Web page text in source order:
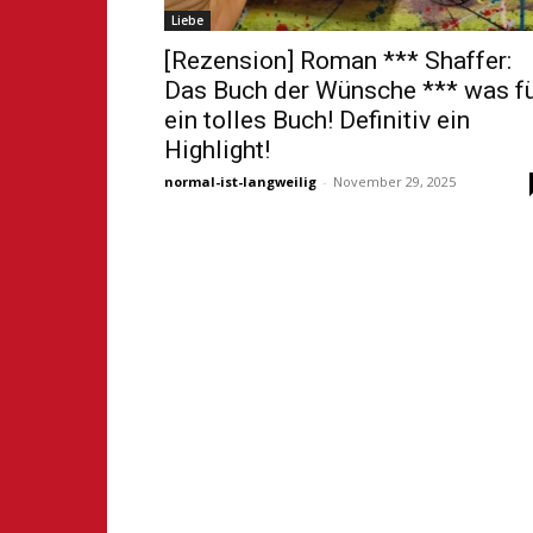
Liebe
[Rezension] Roman *** Shaffer:
Das Buch der Wünsche *** was
ein tolles Buch! Definitiv ein
Highlight!
normal-ist-langweilig - November 29, 2025